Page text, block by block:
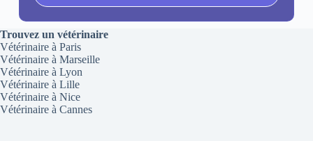
Trouvez un vétérinaire
Vétérinaire à Paris
Vétérinaire à Marseille
Vétérinaire à Lyon
Vétérinaire à Lille
Vétérinaire à Nice
Vétérinaire à Cannes